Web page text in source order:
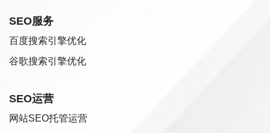
SEO服务
百度搜索引擎优化
谷歌搜索引擎优化
SEO运营
网站SEO托管运营